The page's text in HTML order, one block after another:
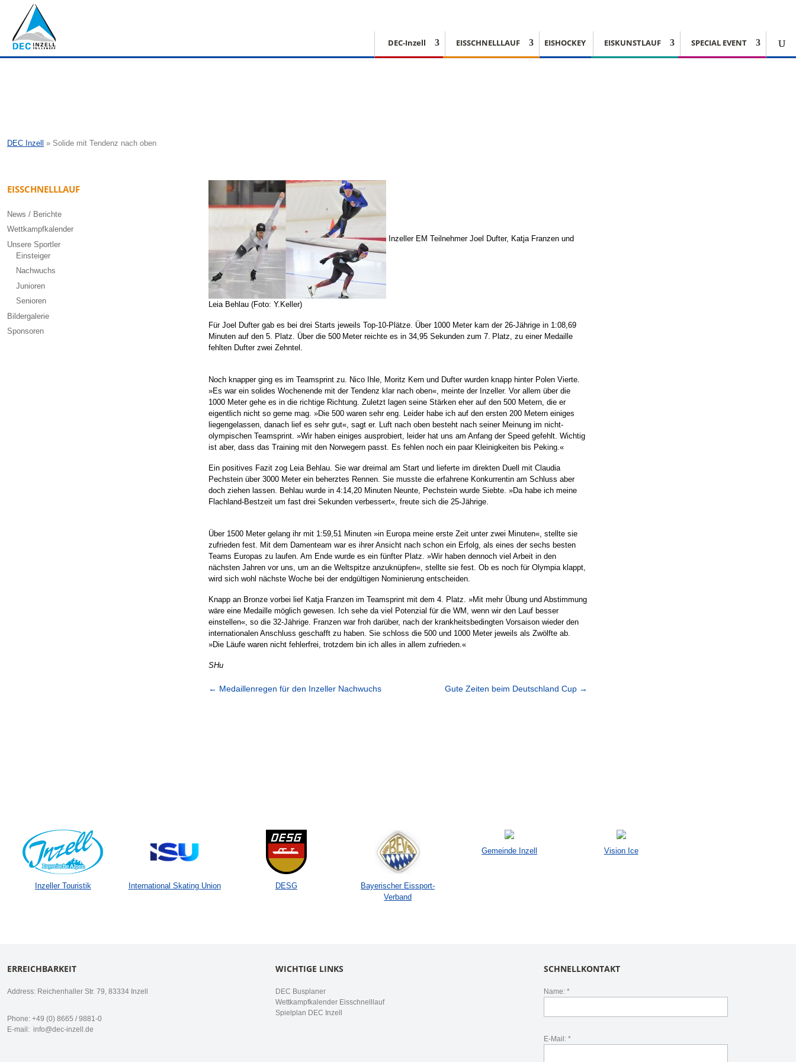
DEC-Inzell EISSCHNELLLAUF EISHOCKEY EISKUNSTLAUF SPECIAL EVENT
DEC Inzell » Solide mit Tendenz nach oben
EISSCHNELLLAUF
News / Berichte
Wettkampfkalender
Unsere Sportler
Einsteiger
Nachwuchs
Junioren
Senioren
Bildergalerie
Sponsoren
Inzeller EM Teilnehmer Joel Dufter, Katja Franzen und
Leia Behlau (Foto: Y.Keller)
Für Joel Dufter gab es bei drei Starts jeweils Top-10-Plätze. Über 1000 Meter kam der 26-Jährige in 1:08,69
Minuten auf den 5. Platz. Über die 500 Meter reichte es in 34,95 Sekunden zum 7. Platz, zu einer Medaille
fehlten Dufter zwei Zehntel.
Noch knapper ging es im Teamsprint zu. Nico Ihle, Moritz Kern und Dufter wurden knapp hinter Polen Vierte.
»Es war ein solides Wochenende mit der Tendenz klar nach oben«, meinte der Inzeller. Vor allem über die
1000 Meter gehe es in die richtige Richtung. Zuletzt lagen seine Stärken eher auf den 500 Metern, die er
eigentlich nicht so gerne mag. »Die 500 waren sehr eng. Leider habe ich auf den ersten 200 Metern einiges
liegengelassen, danach lief es sehr gut«, sagt er. Luft nach oben besteht nach seiner Meinung im nicht-
olympischen Teamsprint. »Wir haben einiges ausprobiert, leider hat uns am Anfang der Speed gefehlt. Wichtig
ist aber, dass das Training mit den Norwegern passt. Es fehlen noch ein paar Kleinigkeiten bis Peking.«
Ein positives Fazit zog Leia Behlau. Sie war dreimal am Start und lieferte im direkten Duell mit Claudia
Pechstein über 3000 Meter ein beherztes Rennen. Sie musste die erfahrene Konkurrentin am Schluss aber
doch ziehen lassen. Behlau wurde in 4:14,20 Minuten Neunte, Pechstein wurde Siebte. »Da habe ich meine
Flachland-Bestzeit um fast drei Sekunden verbessert«, freute sich die 25-Jährige.
Über 1500 Meter gelang ihr mit 1:59,51 Minuten »in Europa meine erste Zeit unter zwei Minuten«, stellte sie
zufrieden fest. Mit dem Damenteam war es ihrer Ansicht nach schon ein Erfolg, als eines der sechs besten
Teams Europas zu laufen. Am Ende wurde es ein fünfter Platz. »Wir haben dennoch viel Arbeit in den
nächsten Jahren vor uns, um an die Weltspitze anzuknüpfen«, stellte sie fest. Ob es noch für Olympia klappt,
wird sich wohl nächste Woche bei der endgültigen Nominierung entscheiden.
Knapp an Bronze vorbei lief Katja Franzen im Teamsprint mit dem 4. Platz. »Mit mehr Übung und Abstimmung
wäre eine Medaille möglich gewesen. Ich sehe da viel Potenzial für die WM, wenn wir den Lauf besser
einstellen«, so die 32-Jährige. Franzen war froh darüber, nach der krankheitsbedingten Vorsaison wieder den
internationalen Anschluss geschafft zu haben. Sie schloss die 500 und 1000 Meter jeweils als Zwölfte ab.
»Die Läufe waren nicht fehlerfrei, trotzdem bin ich alles in allem zufrieden.«
SHu
← Medaillenregen für den Inzeller Nachwuchs Gute Zeiten beim Deutschland Cup →
Inzeller Touristik International Skating Union DESG
Bayerischer Eissport-
Verband
Gemeinde Inzell Vision Ice
ERREICHBARKEIT
Address: Reichenhaller Str. 79, 83334 Inzell
Phone: +49 (0) 8665 / 9881-0
E-mail: info@dec-inzell.de
WICHTIGE LINKS
DEC Busplaner
Wettkampfkalender Eisschnelllauf
Spielplan DEC Inzell
SCHNELLKONTAKT
Name: *
E-Mail: *